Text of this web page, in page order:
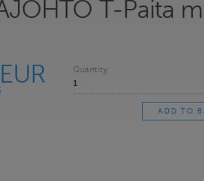
T-Paita
Quantity